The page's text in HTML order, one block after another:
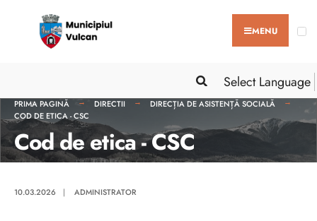
MENU
Select Language
PRIMA PAGINĂ DIRECTII
DIRECȚIA DE ASISTENȚĂ SOCIALĂ
COD DE ETICA - CSC
Cod de etica - CSC
10.03.2026 | ADMINISTRATOR